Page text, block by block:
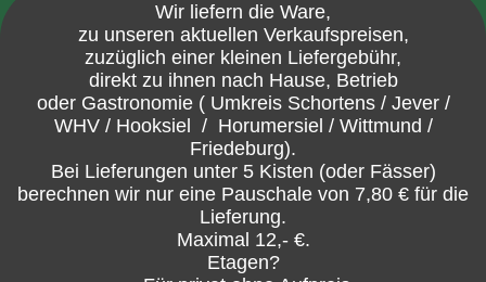
Wir liefern die Ware,
zu unseren aktuellen Verkaufspreisen,
zuzüglich einer kleinen Liefergebühr,
direkt zu ihnen nach Hause, Betrieb
oder Gastronomie ( Umkreis Schortens / Jever /
WHV / Hooksiel / Horumersiel / Wittmund /
Friedeburg).
Bei Lieferungen unter 5 Kisten (oder Fässer)
berechnen wir nur eine Pauschale von 7,80 € für die
Lieferung.
Maximal 12,- €.
Etagen?